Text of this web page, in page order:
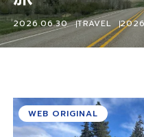
プ 2026.06.30 TRAVEL
WEB ORIGINAL